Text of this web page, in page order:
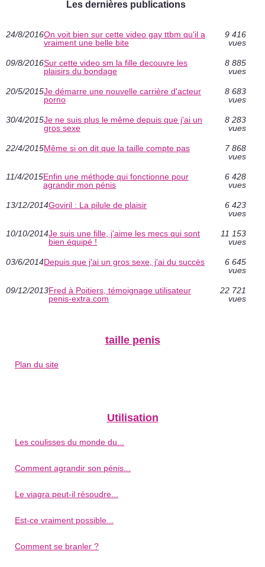
Les dernières publications
24/8/2016On voit bien sur cette video gay ttbm qu'il a
vraiment une belle bite
9 416
vues
09/8/2016Sur cette video sm la fille decouvre les
plaisirs du bondage
8 885
vues
20/5/2015Je démarre une nouvelle carrière d'acteur
porno
8 683
vues
30/4/2015Je ne suis plus le même depuis que j'ai un
gros sexe
8 283
vues
22/4/2015Même si on dit que la taille compte pas
7 868
vues
11/4/2015Enfin une méthode qui fonctionne pour
agrandir mon pénis
6 428
vues
13/12/2014Goviril : La pilule de plaisir
6 423
vues
10/10/2014Je suis une fille, j'aime les mecs qui sont
bien équipé !
11 153
vues
03/6/2014Depuis que j'ai un gros sexe, j'ai du succès
6 645
vues
09/12/2013Fred à Poitiers, témoignage utilisateur
penis-extra.com
22 721
vues
taille penis
Plan du site
Utilisation
Les coulisses du monde du...
Comment agrandir son pénis...
Le viagra peut-il résoudre...
Est-ce vraiment possible...
Comment se branler ?